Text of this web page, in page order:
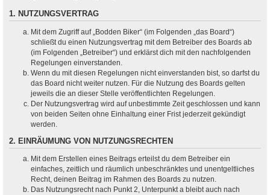
1. NUTZUNGSVERTRAG
Mit dem Zugriff auf „Bodden Biker“ (im Folgenden „das Board“)
schließt du einen Nutzungsvertrag mit dem Betreiber des Boards ab
(im Folgenden „Betreiber“) und erklärst dich mit den nachfolgenden
Regelungen einverstanden.
Wenn du mit diesen Regelungen nicht einverstanden bist, so darfst du
das Board nicht weiter nutzen. Für die Nutzung des Boards gelten
jeweils die an dieser Stelle veröffentlichten Regelungen.
Der Nutzungsvertrag wird auf unbestimmte Zeit geschlossen und kann
von beiden Seiten ohne Einhaltung einer Frist jederzeit gekündigt
werden.
2. EINRÄUMUNG VON NUTZUNGSRECHTEN
Mit dem Erstellen eines Beitrags erteilst du dem Betreiber ein
einfaches, zeitlich und räumlich unbeschränktes und unentgeltliches
Recht, deinen Beitrag im Rahmen des Boards zu nutzen.
Das Nutzungsrecht nach Punkt 2, Unterpunkt a bleibt auch nach